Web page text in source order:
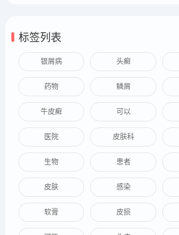
标签列表
银屑病 头癣
药物 鳞屑
牛皮癣 可以
医院 皮肤科
生物 患者
皮肤 感染
软膏 皮损